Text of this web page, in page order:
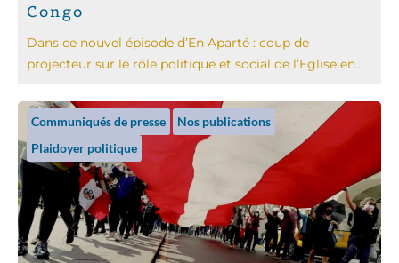
Congo
Dans ce nouvel épisode d’En Aparté : coup de
projecteur sur le rôle politique et social de l’Eglise en...
Communiqués de presse
Nos publications
Plaidoyer politique